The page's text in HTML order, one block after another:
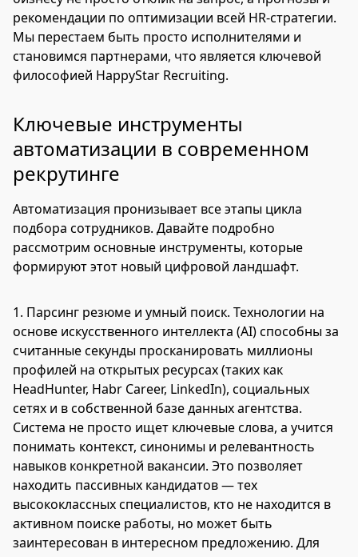
рекомендации по оптимизации всей HR-стратегии.
Мы перестаем быть просто исполнителями и
становимся партнерами, что является ключевой
философией HappyStar Recruiting.
Ключевые инструменты
автоматизации в современном
рекрутинге
Автоматизация пронизывает все этапы цикла
подбора сотрудников. Давайте подробно
рассмотрим основные инструменты, которые
формируют этот новый цифровой ландшафт.
1. Парсинг резюме и умный поиск. Технологии на
основе искусственного интеллекта (AI) способны за
считанные секунды просканировать миллионы
профилей на открытых ресурсах (таких как
HeadHunter, Habr Career, LinkedIn), социальных
сетях и в собственной базе данных агентства.
Система не просто ищет ключевые слова, а учится
понимать контекст, синонимы и релевантность
навыков конкретной вакансии. Это позволяет
находить пассивных кандидатов — тех
высококлассных специалистов, кто не находится в
активном поиске работы, но может быть
заинтересован в интересном предложению. Для